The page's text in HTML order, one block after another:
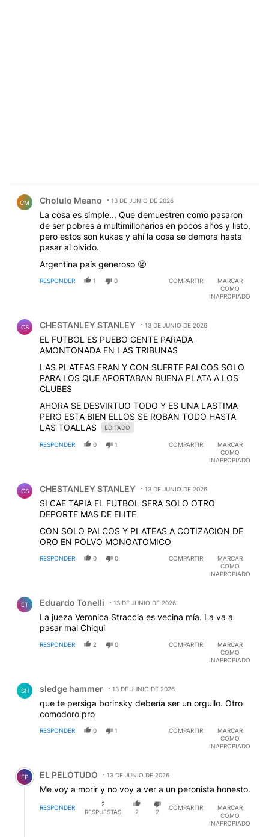
CM Cholulo Meano 13 DE JUNIO DE 2026
La cosa es simple... Que demuestren como pasaron
de ser pobres a multimillonarios en pocos años y listo,
pero estos son kukas y ahí la cosa se demora hasta
pasar al olvido.
Argentina país generoso 🤬
RESPONDER 1 0 COMPARTIR
MARCAR
COMO
INAPROPIADO
CS CHESTANLEY STANLEY 13 DE JUNIO DE 2026
EL FUTBOL ES PUEBO GENTE PARADA
AMONTONADA EN LAS TRIBUNAS
LAS PLATEAS ERAN Y CON SUERTE PALCOS SOLO
PARA LOS QUE APORTABAN BUENA PLATA A LOS
CLUBES
AHORA SE DESVIRTUO TODO Y ES UNA LASTIMA
PERO ESTA BIEN ELLOS SE ROBAN TODO HASTA
LAS TOALLAS
EDITADO
RESPONDER 0 1 COMPARTIR
MARCAR
COMO
INAPROPIADO
CS CHESTANLEY STANLEY 13 DE JUNIO DE 2026
SI CAE TAPIA EL FUTBOL SERA SOLO OTRO
DEPORTE MAS DE ELITE
CON SOLO PALCOS Y PLATEAS A COTIZACION DE
ORO EN POLVO MONOATOMICO
RESPONDER 0 0 COMPARTIR
MARCAR
COMO
INAPROPIADO
ET Eduardo Tonelli 13 DE JUNIO DE 2026
La jueza Veronica Straccia es vecina mía. La va a
pasar mal Chiqui
RESPONDER 2 0 COMPARTIR
MARCAR
COMO
INAPROPIADO
SH sledge hammer 13 DE JUNIO DE 2026
que te persiga borinsky debería ser un orgullo. Otro
comodoro pro
RESPONDER 0 1 COMPARTIR
MARCAR
COMO
INAPROPIADO
Comentario de EL PELOTUDO.
EP EL PELOTUDO 13 DE JUNIO DE 2026
Me voy a morir y no voy a ver a un peronista honesto.
RESPONDER
2
RESPUESTAS
2 2
COMPARTIR
MARCAR
COMO
INAPROPIADO